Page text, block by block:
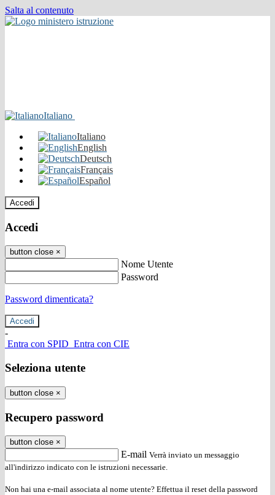
Salta al contenuto
Italiano
Italiano
English
Deutsch
Français
Español
Accedi
Accedi
button close ×
Nome Utente
Password
Password dimenticata?
-
Entra con SPID Entra con CIE
Seleziona utente
button close ×
Recupero password
button close ×
E-mail Verrà inviato un messaggio
all'indirizzo indicato con le istruzioni necessarie.
Non hai una e-mail associata al nome utente? Effettua il reset della password